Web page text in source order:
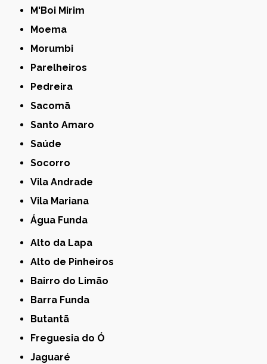
M'Boi Mirim
Moema
Morumbi
Parelheiros
Pedreira
Sacomã
Santo Amaro
Saúde
Socorro
Vila Andrade
Vila Mariana
Água Funda
Alto da Lapa
Alto de Pinheiros
Bairro do Limão
Barra Funda
Butantã
Freguesia do Ó
Jaguaré